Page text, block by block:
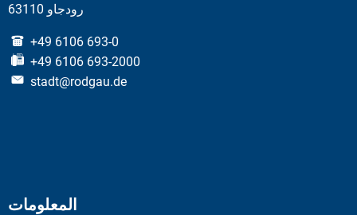
63110 رودجاو
+49 6106 693-0
+49 6106 693-2000
stadt@rodgau.de
المعلومات